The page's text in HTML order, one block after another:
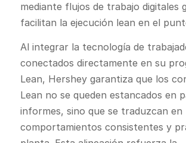
mediante flujos de trabajo digitales
facilitan la ejecución lean en el
Al integrar la tecnología de
conectados directamente en su
Lean, Hershey garantiza que los
Lean no se queden estancados en
informes, sino que se traduzcan en
comportamientos consistentes y